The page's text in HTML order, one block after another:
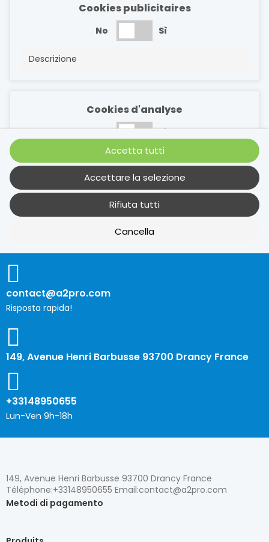
Cookies publicitaires
No Sì
Descrizione
Cookies d'analyse
Sì
Descrizione
Cookies de performance
Descrizione
Cancella
Rifiuta tutti
Accettare la selezione
Accetta tutti
contact@a2pro.com
Risposta rapida!
149, Avenue Henri Barbusse 93700 Drancy France
+33148950655
Lun-Ven 9h-18h
149, Avenue Henri Barbusse 93700 Drancy France
Téléphone:+33148950655 Email:contact@a2pro.com
Metodi di pagamento